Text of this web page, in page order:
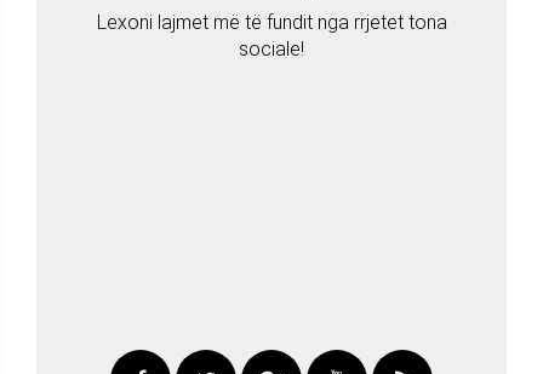
Lexoni lajmet më të fundit nga rrjetet tona
sociale!